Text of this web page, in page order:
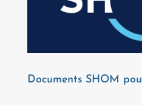
Documents SHOM